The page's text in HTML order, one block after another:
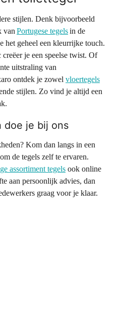
stijlen. Denk bijvoorbeeld
van Portugese tegelsin de
het geheel een kleurrijke touch.
je een speelse twist. Of
uitstraling van
ontdek je zowel vloertegels
stijlen. Zo vind je altijd een
doe je bij ons
Kom dan langs in een
om de tegels zelf te ervaren.
assortiment tegels ook online
aan persoonlijk advies, dan
graag voor je klaar.